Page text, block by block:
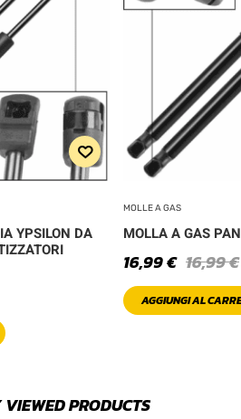
YPSILON DA
MOLLE A GAS
MOLLA A GAS
16,99€
16,99€
AGGIUNGI AL
VIEWED PRODUCTS